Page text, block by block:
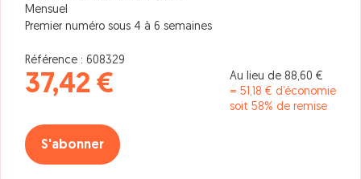
Mensuel
Premier numéro sous 4 à 6 semaines
Référence : 608329
37,42 €
Au lieu de 88,60 €
= 51,18 € d’économie
soit 58% de remise
S'abonner